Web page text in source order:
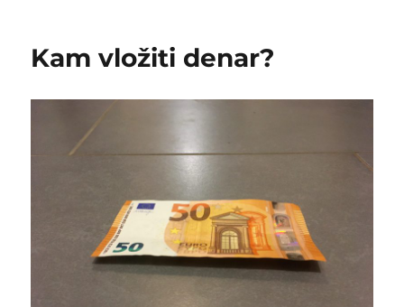
Kam vložiti denar?